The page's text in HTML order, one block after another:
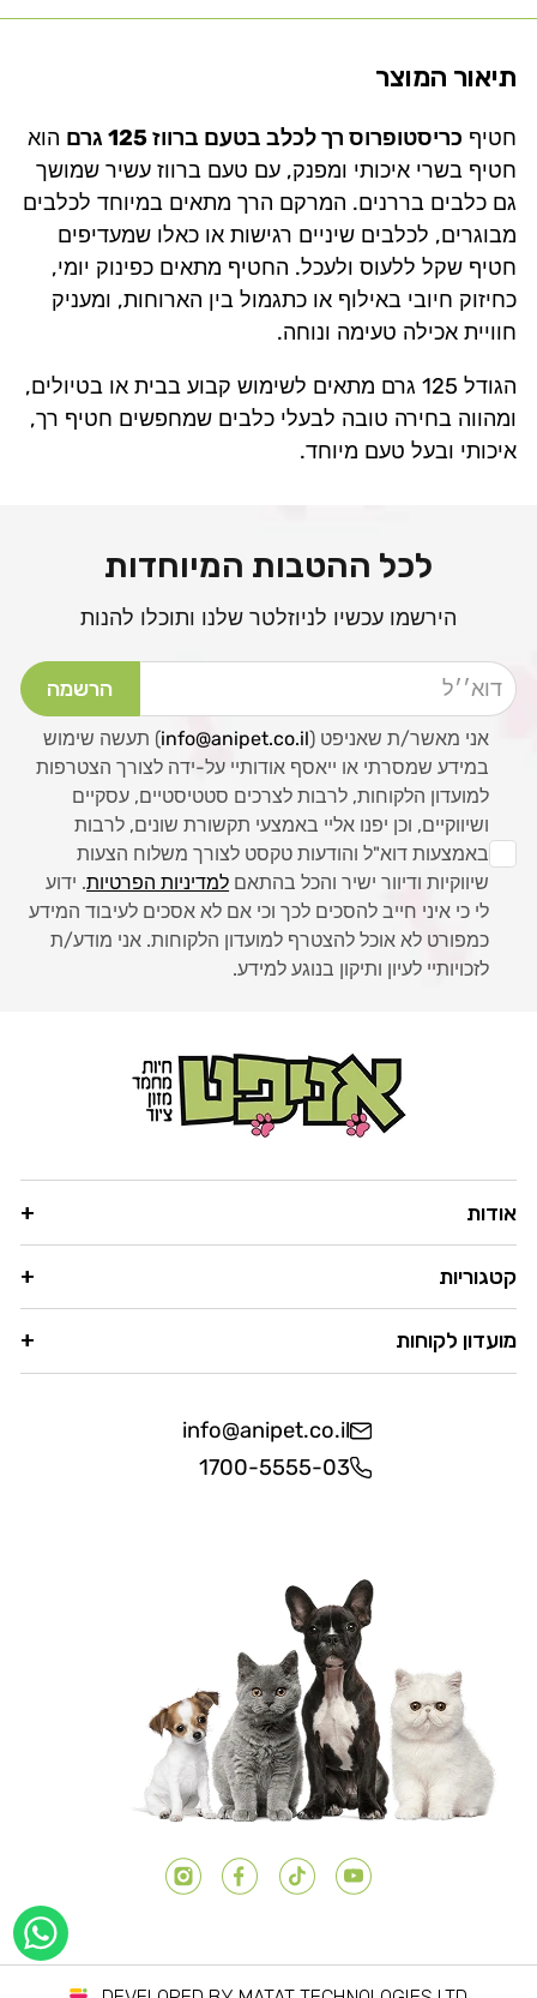
תיאור המוצר
חטיף כריסטופרוס רך לכלב בטעם ברווז 125 גרם
הוא
חטיף בשרי איכותי ומפנק, עם טעם ברווז עשיר שמושך
גם כלבים בררנים. המרקם הרך מתאים במיוחד לכלבים
מבוגרים, לכלבים שיניים רגישות או כאלו שמעדיפים
חטיף שקל ללעוס ולעכל. החטיף מתאים כפינוק יומי,
כחיזוק חיובי באילוף או כתגמול בין הארוחות, ומעניק
חוויית אכילה טעימה ונוחה.
הגודל 125 גרם מתאים לשימוש קבוע בבית או בטיולים,
ומהווה בחירה טובה לבעלי כלבים שמחפשים חטיף רך,
איכותי ובעל טעם מיוחד.
לכל ההטבות המיוחדות
הירשמו עכשיו לניוזלטר שלנו ותוכלו להנות
דוא׳׳ל הרשמה
אני מאשר/ת שאניפט (info@anipet.co.il) תעשה שימוש
במידע שמסרתי או ייאסף אודותיי על-ידה לצורך הצטרפות
למועדון הלקוחות, לרבות לצרכים סטטיסטיים, עסקיים
ושיווקיים, וכן יפנו אליי באמצעי תקשורת שונים, לרבות
באמצעות דוא"ל והודעות טקסט לצורך משלוח הצעות
שיווקיות ודיוור ישיר והכל בהתאם למדיניות הפרטיות. ידוע
לי כי איני חייב להסכים לכך וכי אם לא אסכים לעיבוד המידע
כמפורט לא אוכל להצטרף למועדון הלקוחות. אני מודע/ת
לזכויותיי לעיון ותיקון בנוגע למידע.
אודות
קטגוריות
מועדון לקוחות
info@anipet.co.il
1700-5555-03
יוטיובטיק טוקפייסבוקאינסטגרם